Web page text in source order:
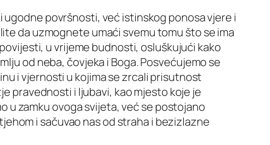
ugodne površnosti, već istinskog ponosa vjere i
da uzmognete umaći svemu tomu što se ima
u vrijeme budnosti, osluškujući kako
od neba, čovjeka i Boga. Posvećujemo se
i vjernosti u kojima se zrcali prisutnost
pravednosti i ljubavi, kao mjesto koje je
u zamku ovoga svijeta, već se postojano
i sačuvao nas od straha i bezizlazne